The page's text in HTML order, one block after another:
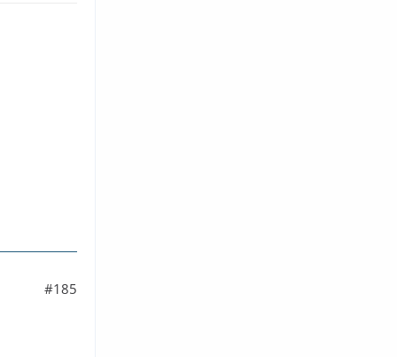
#185